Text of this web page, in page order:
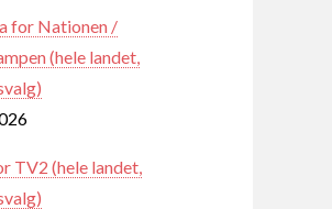
for Nationen /
(hele landet,
TV2 (hele landet,